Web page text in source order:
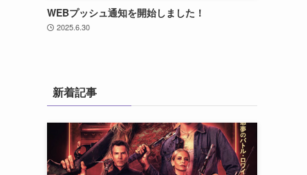
WEBプッシュ通知を開始しました！
2025.6.30
新着記事